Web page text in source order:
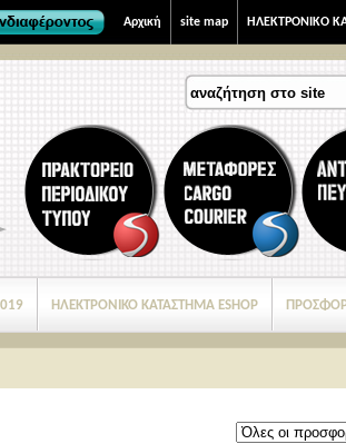
ΗΛΕΚΤΡΟΝΙΚΟ
site map
Αρχική
ΗΛΕΚΤΡΟΝΙΚΟ ΚΑΤΑΣΤΗΜΑ ESHOP